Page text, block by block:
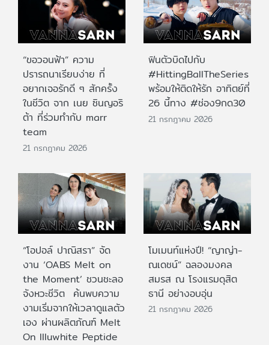
“ขอวอนฟ้า” ความ
ปรารถนาเรียบง่าย ที่
อยากเจอรักดี ๆ สักครั้ง
ในชีวิต จาก เนย ซินญอริ
ต้า ที่ร่วมทำกับ marr
team
21 กรกฎาคม 2026
ฟินตัวบิดไปกับ
#HittingBallTheSeries
พร้อมให้ติดให้รัก อาทิตย์ที่
26 นี้ทาง #ช่อง9กด30
21 กรกฎาคม 2026
“โอปอล์ ปาณิสรา” จัด
งาน ‘OABS Melt on
the Moment’ ชวนชะลอ
จังหวะชีวิต ค้นพบความ
งามเริ่มจากให้เวลาดูแลตัว
เอง ผ่านผลิตภัณฑ์ Melt
On Illuwhite Peptide
โมเมนท์แห่งปี! “ญาญ่า-
ณเดชน์” ฉลองมงคล
สมรส ณ โรงแรมดุสิต
ธานี อย่างอบอุ่น
21 กรกฎาคม 2026